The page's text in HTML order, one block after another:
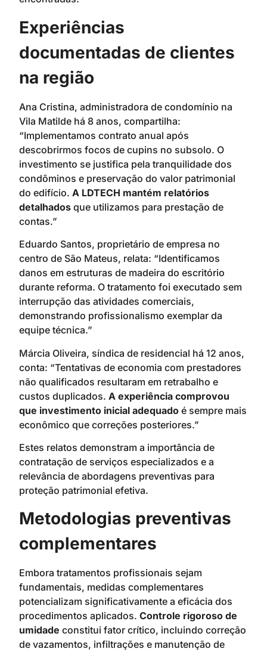
Experiências
documentadas de clientes
na região
Ana Cristina, administradora de condomínio na
Vila Matilde há 8 anos, compartilha:
“Implementamos contrato anual após
descobrirmos focos de cupins no subsolo. O
investimento se justifica pela tranquilidade dos
condôminos e preservação do valor patrimonial
do edifício. A LDTECH mantém relatórios
detalhados que utilizamos para prestação de
contas.”
Eduardo Santos, proprietário de empresa no
centro de São Mateus, relata: “Identificamos
danos em estruturas de madeira do escritório
durante reforma. O tratamento foi executado sem
interrupção das atividades comerciais,
demonstrando profissionalismo exemplar da
equipe técnica.”
Márcia Oliveira, síndica de residencial há 12 anos,
conta: “Tentativas de economia com prestadores
não qualificados resultaram em retrabalho e
custos duplicados. A experiência comprovou
que investimento inicial adequado é sempre mais
econômico que correções posteriores.”
Estes relatos demonstram a importância de
contratação de serviços especializados e a
relevância de abordagens preventivas para
proteção patrimonial efetiva.
Metodologias preventivas
complementares
Embora tratamentos profissionais sejam
fundamentais, medidas complementares
potencializam significativamente a eficácia dos
procedimentos aplicados. Controle rigoroso de
umidade constitui fator crítico, incluindo correção
de vazamentos, infiltrações e manutenção de